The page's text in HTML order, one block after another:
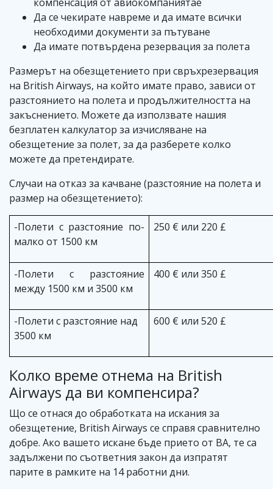
компенсация от авиокомпаниятаe
Да се чекирате навреме и да имате всички
необходими документи за пътуване
Да имате потвърдена резервация за полета
Размерът на обезщетението при свръхрезервация
на British Airways, на който имате право, зависи от
разстоянието на полета и продължителността на
закъснението. Можете да използвате нашия
безплатен калкулатор за изчисляване на
обезщетение за полет, за да разберете колко
можете да претендирате.
Случаи на отказ за качване (разстояние на полета и
размер на обезщетението):
-Полети с разстояние по-
малко от 1500 км
250 € или 220 £
-Полети с разстояние
между 1500 км и 3500 км
400 € или 350 £
-Полети с разстояние над
3500 км
600 € или 520 £
Колко време отнема на British
Airways да ви компенсира?
Що се отнася до обработката на искания за
обезщетение, British Airways се справя сравнително
добре. Ако вашето искане бъде прието от BA, те са
задължени по съответния закон да изпратят
парите в рамките на 14 работни дни.